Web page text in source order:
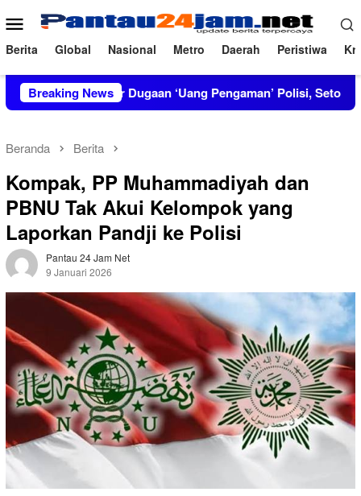
ke
konten
Menu
Mobile
Berita Global Nasional Metro Daerah Peristiwa
Breaking News
Bongkar Dugaan ‘Uang Pengaman’ Polisi, Setor Rp2,5 Juta
Beranda Berita
Kompak, PP Muhammadiyah dan
PBNU Tak Akui Kelompok yang
Laporkan Pandji ke Polisi
Pantau 24 Jam Net
9 Januari 2026